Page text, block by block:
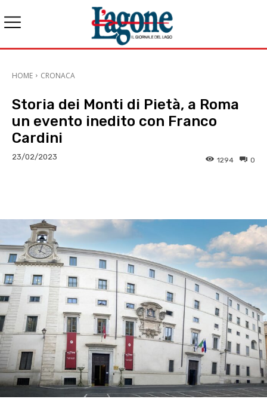
HOME CRONACA
Storia dei Monti di Pietà, a Roma
un evento inedito con Franco
Cardini
23/02/2023 0
1294